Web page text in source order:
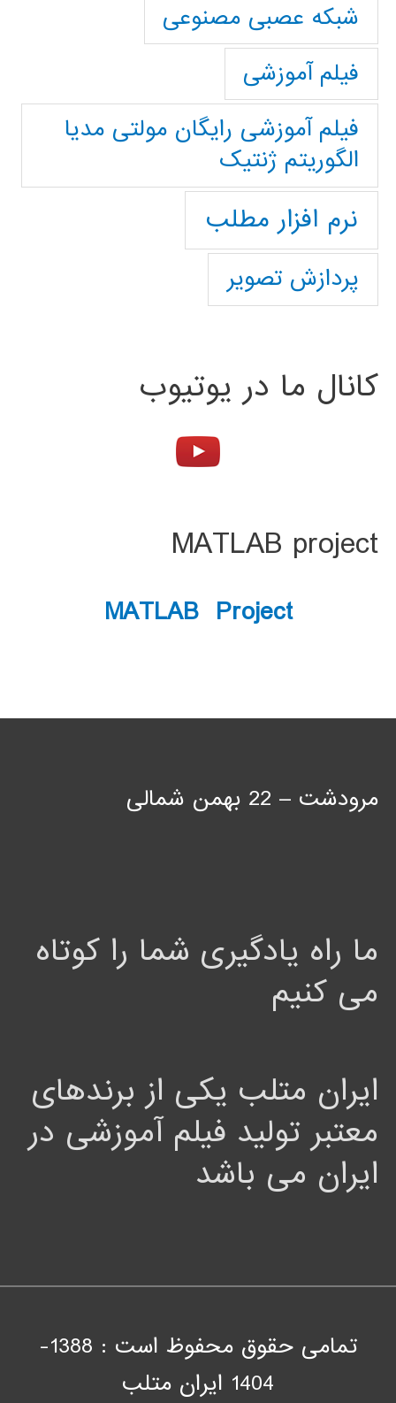
شبکه عصبی مصنوعی
فیلم آموزشی
فیلم آموزشی رایگان مولتی مدیا
الگوریتم ژنتیک
نرم افزار مطلب
پردازش تصویر
کانال ما در یوتیوب
MATLAB project
MATLAB Project
مرودشت – 22 بهمن شمالی
ما راه یادگیری شما را کوتاه
می کنیم
ایران متلب یکی از برندهای
معتبر تولید فیلم آموزشی در
ایران می باشد
تمامی حقوق محفوظ است : 1388-
1404 ايران متلب